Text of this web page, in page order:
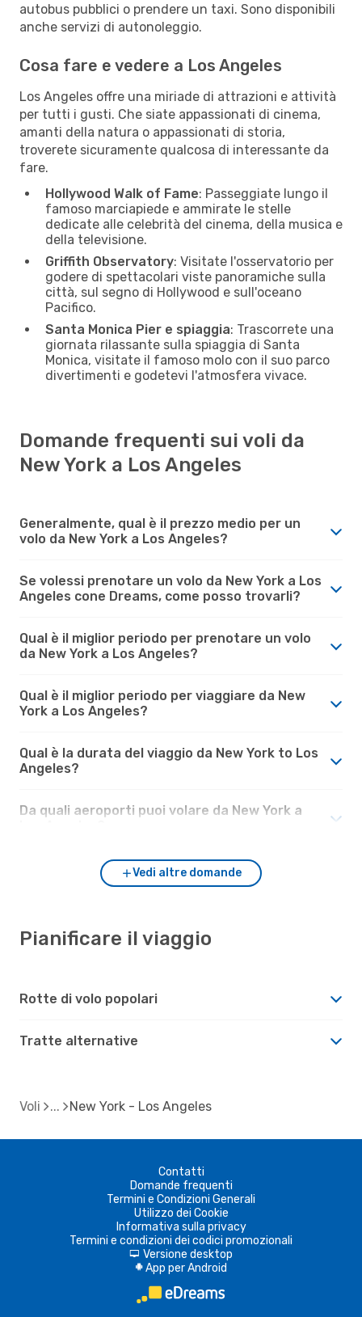
autobus pubblici o prendere un taxi. Sono disponibili
anche servizi di autonoleggio.
Cosa fare e vedere a Los Angeles
Los Angeles offre una miriade di attrazioni e attività
per tutti i gusti. Che siate appassionati di cinema,
amanti della natura o appassionati di storia,
troverete sicuramente qualcosa di interessante da
fare.
Hollywood Walk of Fame: Passeggiate lungo il
famoso marciapiede e ammirate le stelle
dedicate alle celebrità del cinema, della musica e
della televisione.
Griffith Observatory: Visitate l'osservatorio per
godere di spettacolari viste panoramiche sulla
città, sul segno di Hollywood e sull'oceano
Pacifico.
Santa Monica Pier e spiaggia: Trascorrete una
giornata rilassante sulla spiaggia di Santa
Monica, visitate il famoso molo con il suo parco
divertimenti e godetevi l'atmosfera vivace.
Domande frequenti sui voli da
New York a Los Angeles
Generalmente, qual è il prezzo medio per un
volo da New York a Los Angeles?
Se volessi prenotare un volo da New York a Los
Angeles cone Dreams, come posso trovarli?
Qual è il miglior periodo per prenotare un volo
da New York a Los Angeles?
Qual è il miglior periodo per viaggiare da New
York a Los Angeles?
Qual è la durata del viaggio da New York to Los
Angeles?
Da quali aeroporti puoi volare da New York a
Vedi altre domande
Pianificare il viaggio
Rotte di volo popolari
Tratte alternative
Voli New York - Los Angeles
Contatti
Domande frequenti
Termini e Condizioni Generali
Utilizzo dei Cookie
Informativa sulla privacy
Termini e condizioni dei codici promozionali
d Versione desktop
A App per Android